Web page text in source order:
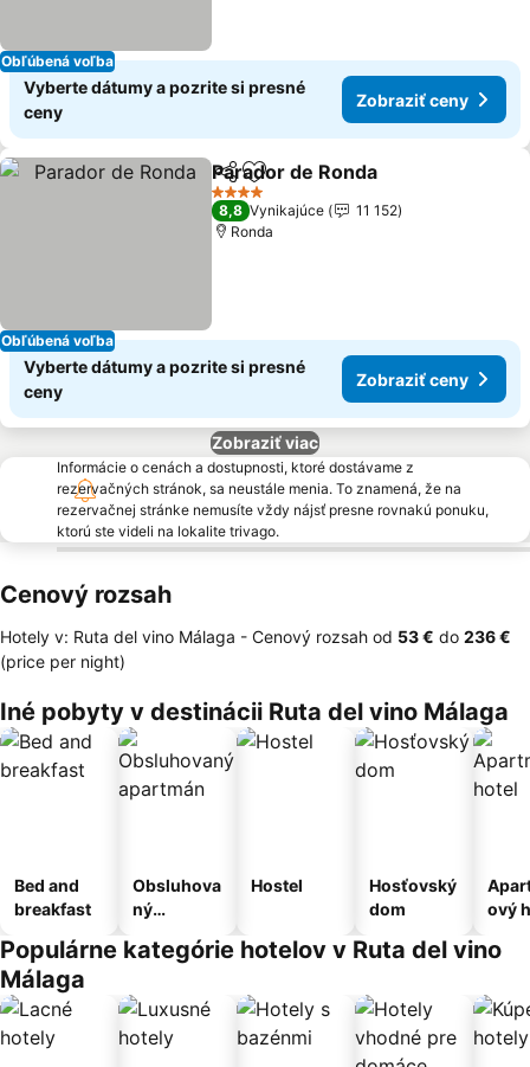
Obľúbená voľba
Vyberte dátumy a pozrite si presné
ceny
Zobraziť ceny
Obľúbená voľba
ZdieľaťPridať do obľúbených
Parador de Ronda
4 Počet hviezdičiek
8,8 Vynikajúce
11 152
Ronda
Vyberte dátumy a pozrite si presné
ceny
Zobraziť ceny
Zobraziť viac
Informácie o cenách a dostupnosti, ktoré dostávame z
rezervačných stránok, sa neustále menia. To znamená, že na
rezervačnej stránke nemusíte vždy nájsť presne rovnakú ponuku,
ktorú ste videli na lokalite trivago.
Cenový rozsah
Hotely v: Ruta del vino Málaga - Cenový rozsah od ‎53 € do ‎236 €
(price per night)
Iné pobyty v destinácii Ruta del vino Málaga
Bed and
breakfast
Obsluhova
ný
Hostel
Hosťovský
dom
ový
Populárne kategórie hotelov v Ruta del vino
Málaga